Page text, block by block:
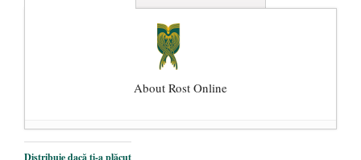
About Rost Online
Dezvăluiri cutremurătoare despre